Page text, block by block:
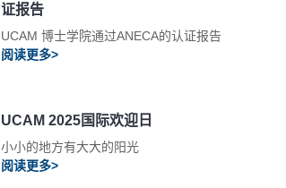
证报告
UCAM 博士学院通过ANECA的认证报告
阅读更多>
UCAM 2025国际欢迎日
小小的地方有大大的阳光
阅读更多>